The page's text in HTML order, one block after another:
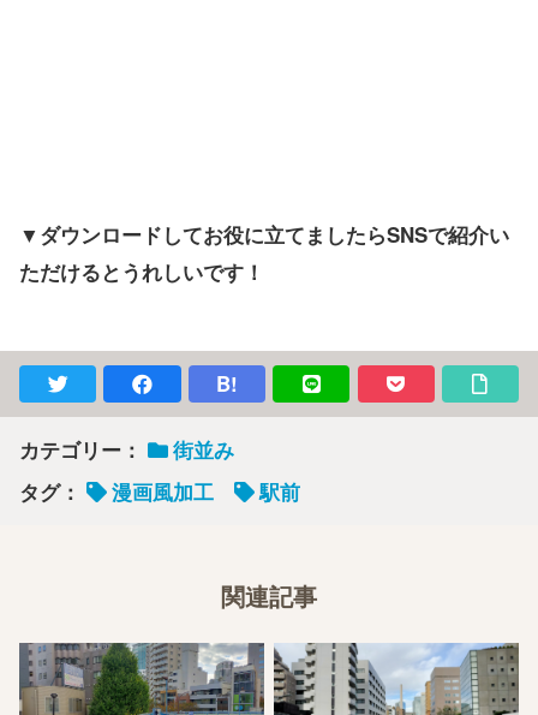
▼ダウンロードしてお役に立てましたらSNSで紹介い
ただけるとうれしいです！
B!
カテゴリー：
街並み
タグ：
漫画風加工 駅前
関連記事